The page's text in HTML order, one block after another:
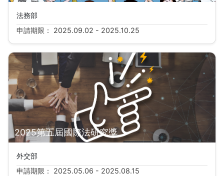
法務部
申請期限： 2025.09.02 - 2025.10.25
2025第五屆國際法研究獎
外交部
申請期限： 2025.05.06 - 2025.08.15